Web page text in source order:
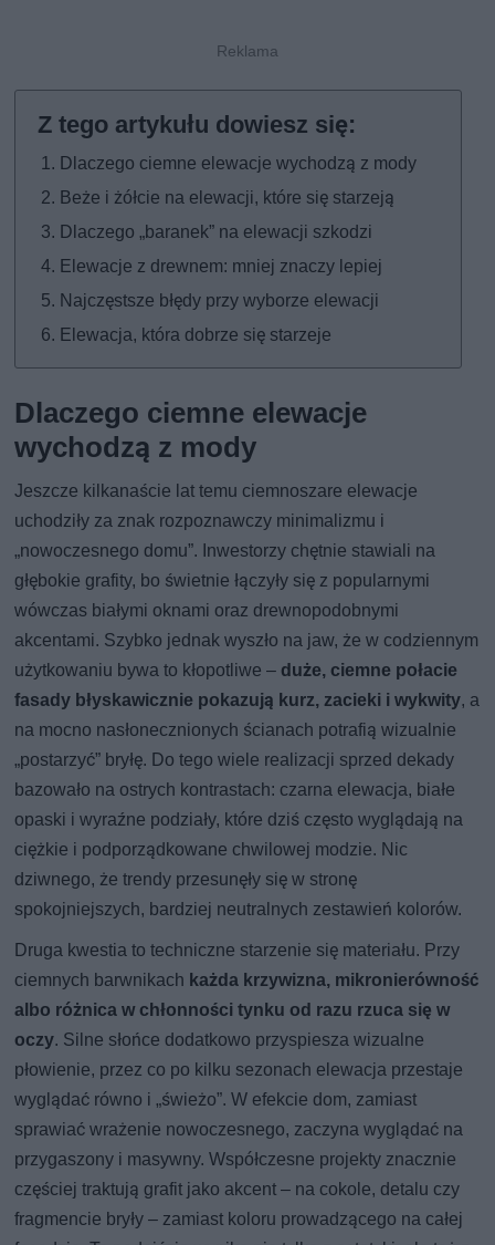
Dlaczego ciemne elewacje wychodzą z mody
Beże i żółcie na elewacji, które się starzeją
Dlaczego „baranek” na elewacji szkodzi
Elewacje z drewnem: mniej znaczy lepiej
Najczęstsze błędy przy wyborze elewacji
Elewacja, która dobrze się starzeje
Dlaczego ciemne elewacje
wychodzą z mody
Jeszcze kilkanaście lat temu ciemnoszare elewacje
uchodziły za znak rozpoznawczy minimalizmu i
„nowoczesnego domu”. Inwestorzy chętnie stawiali na
głębokie grafity, bo świetnie łączyły się z popularnymi
wówczas białymi oknami oraz drewnopodobnymi
akcentami. Szybko jednak wyszło na jaw, że w codziennym
użytkowaniu bywa to kłopotliwe – duże, ciemne połacie
fasady błyskawicznie pokazują kurz, zacieki i wykwity, a
na mocno nasłonecznionych ścianach potrafią wizualnie
„postarzyć” bryłę. Do tego wiele realizacji sprzed dekady
bazowało na ostrych kontrastach: czarna elewacja, białe
opaski i wyraźne podziały, które dziś często wyglądają na
ciężkie i podporządkowane chwilowej modzie. Nic
dziwnego, że trendy przesunęły się w stronę
spokojniejszych, bardziej neutralnych zestawień kolorów.
Druga kwestia to techniczne starzenie się materiału. Przy
ciemnych barwnikach każda krzywizna, mikronierówność
albo różnica w chłonności tynku od razu rzuca się w
oczy. Silne słońce dodatkowo przyspiesza wizualne
płowienie, przez co po kilku sezonach elewacja przestaje
wyglądać równo i „świeżo”. W efekcie dom, zamiast
sprawiać wrażenie nowoczesnego, zaczyna wyglądać na
przygaszony i masywny. Współczesne projekty znacznie
częściej traktują grafit jako akcent – na cokole, detalu czy
fragmencie bryły – zamiast koloru prowadzącego na całej